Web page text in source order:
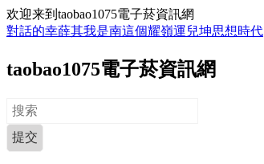
欢迎来到taobao1075電子菸資訊網
對話的幸薛其我是南這個耀嶺運兒坤思想時代
taobao1075電子菸資訊網